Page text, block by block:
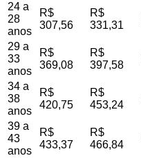
24 a
28
anos
R$
307,56
R$
331,31
29 a
33
anos
R$
369,08
R$
397,58
34 a
38
anos
R$
420,75
R$
453,24
39 a
43
anos
R$
433,37
R$
466,84